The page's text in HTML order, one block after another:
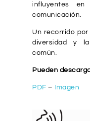
influyentes
comunicación.
Un recorrido
diversidad y
común.
Pueden
PDF – Imagen